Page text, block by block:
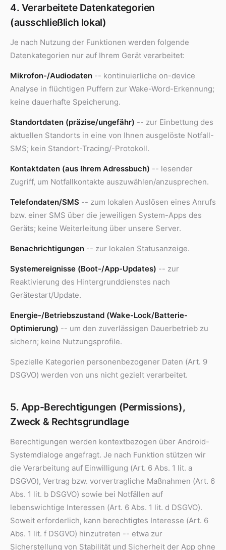
4. Verarbeitete Datenkategorien
(ausschließlich lokal)
Je nach Nutzung der Funktionen werden folgende
Datenkategorien nur auf Ihrem Gerät verarbeitet:
Mikrofon-/Audiodaten -- kontinuierliche on-device
Analyse in flüchtigen Puffern zur Wake-Word-Erkennung;
keine dauerhafte Speicherung.
Standortdaten (präzise/ungefähr) -- zur Einbettung des
aktuellen Standorts in eine von Ihnen ausgelöste Notfall-
SMS; kein Standort-Tracing/-Protokoll.
Kontaktdaten (aus Ihrem Adressbuch) -- lesender
Zugriff, um Notfallkontakte auszuwählen/anzusprechen.
Telefondaten/SMS -- zum lokalen Auslösen eines Anrufs
bzw. einer SMS über die jeweiligen System-Apps des
Geräts; keine Weiterleitung über unsere Server.
Benachrichtigungen -- zur lokalen Statusanzeige.
Systemereignisse (Boot-/App-Updates) -- zur
Reaktivierung des Hintergrunddienstes nach
Gerätestart/Update.
Energie-/Betriebszustand (Wake-Lock/Batterie-
Optimierung) -- um den zuverlässigen Dauerbetrieb zu
sichern; keine Nutzungsprofile.
Spezielle Kategorien personenbezogener Daten (Art. 9
DSGVO) werden von uns nicht gezielt verarbeitet.
5. App-Berechtigungen (Permissions),
Zweck & Rechtsgrundlage
Berechtigungen werden kontextbezogen über Android-
Systemdialoge angefragt. Je nach Funktion stützen wir
die Verarbeitung auf Einwilligung (Art. 6 Abs. 1 lit. a
DSGVO), Vertrag bzw. vorvertragliche Maßnahmen (Art. 6
Abs. 1 lit. b DSGVO) sowie bei Notfällen auf
lebenswichtige Interessen (Art. 6 Abs. 1 lit. d DSGVO).
Soweit erforderlich, kann berechtigtes Interesse (Art. 6
Abs. 1 lit. f DSGVO) hinzutreten -- etwa zur
Sicherstellung von Stabilität und Sicherheit der App ohne